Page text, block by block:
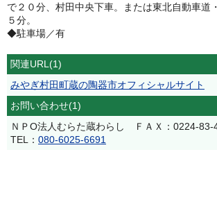
で２０分、村田中央下車。または東北自動車道
５分。
◆駐車場／有
関連URL(1)
みやぎ村田町蔵の陶器市オフィシャルサイト
お問い合わせ(1)
ＮＰO法人むらた蔵わらし ＦＡＸ：0224-83-
TEL： 080-6025-6691